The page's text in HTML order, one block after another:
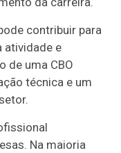
contribuir para
atividade e
de uma CBO
técnica e um
Na maioria